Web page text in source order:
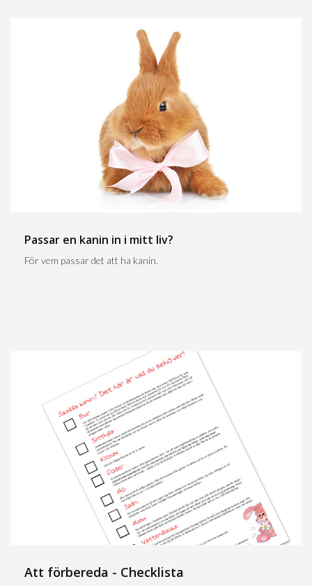
Passar en kanin in i mitt liv?
För vem passar det att ha kanin.
Att förbereda - Checklista